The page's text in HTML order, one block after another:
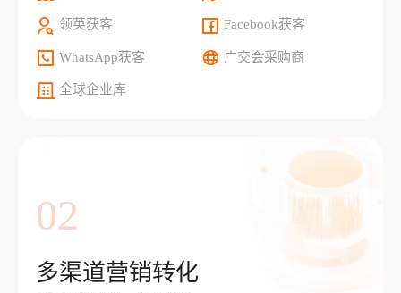
领英获客 Facebook获客
WhatsApp获客 广交会采购商
全球企业库
02
多渠道营销转化